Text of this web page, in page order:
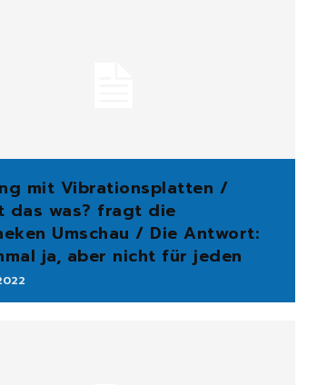
mit Vibrationsplatten /
das was? fragt die
Umschau / Die Antwort:
ja, aber nicht für jeden